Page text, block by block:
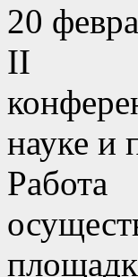
20
II
науке и